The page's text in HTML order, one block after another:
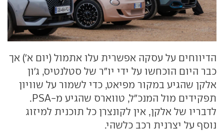
הדיווחים על עסקה אפשרית עלו אתמול (יום א') אך
כבר היום הוכחשו על ידי יו"ר של סטלנטיס, ג'ון
אלקן שהגיע במקור מפיאט, כדי לשמור על שוויון
תפקידים מול המנכ"ל, טווארס שהגיע מ-PSA.
לדבריו של אלקן, אין לקונצרן כל תוכנית למיזוג
נוסף על יצרנית רכב כלשהי.